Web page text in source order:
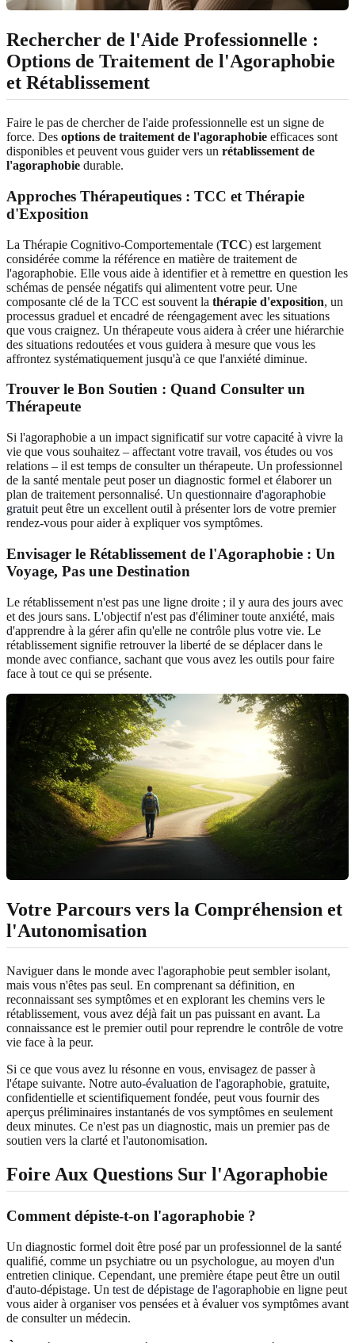
Rechercher de l'Aide Professionnelle :
Options de Traitement de l'Agoraphobie
et Rétablissement
Faire le pas de chercher de l'aide professionnelle est un signe de
force. Des options de traitement de l'agoraphobie efficaces sont
disponibles et peuvent vous guider vers un rétablissement de
l'agoraphobie durable.
Approches Thérapeutiques : TCC et Thérapie
d'Exposition
La Thérapie Cognitivo-Comportementale (TCC) est largement
considérée comme la référence en matière de traitement de
l'agoraphobie. Elle vous aide à identifier et à remettre en question les
schémas de pensée négatifs qui alimentent votre peur. Une
composante clé de la TCC est souvent la thérapie d'exposition, un
processus graduel et encadré de réengagement avec les situations
que vous craignez. Un thérapeute vous aidera à créer une hiérarchie
des situations redoutées et vous guidera à mesure que vous les
affrontez systématiquement jusqu'à ce que l'anxiété diminue.
Trouver le Bon Soutien : Quand Consulter un
Thérapeute
Si l'agoraphobie a un impact significatif sur votre capacité à vivre la
vie que vous souhaitez – affectant votre travail, vos études ou vos
relations – il est temps de consulter un thérapeute. Un professionnel
de la santé mentale peut poser un diagnostic formel et élaborer un
plan de traitement personnalisé. Un questionnaire d'agoraphobie
gratuit peut être un excellent outil à présenter lors de votre premier
rendez-vous pour aider à expliquer vos symptômes.
Envisager le Rétablissement de l'Agoraphobie : Un
Voyage, Pas une Destination
Le rétablissement n'est pas une ligne droite ; il y aura des jours avec
et des jours sans. L'objectif n'est pas d'éliminer toute anxiété, mais
d'apprendre à la gérer afin qu'elle ne contrôle plus votre vie. Le
rétablissement signifie retrouver la liberté de se déplacer dans le
monde avec confiance, sachant que vous avez les outils pour faire
face à tout ce qui se présente.
Votre Parcours vers la Compréhension et
l'Autonomisation
Naviguer dans le monde avec l'agoraphobie peut sembler isolant,
mais vous n'êtes pas seul. En comprenant sa définition, en
reconnaissant ses symptômes et en explorant les chemins vers le
rétablissement, vous avez déjà fait un pas puissant en avant. La
connaissance est le premier outil pour reprendre le contrôle de votre
vie face à la peur.
Si ce que vous avez lu résonne en vous, envisagez de passer à
l'étape suivante. Notre auto-évaluation de l'agoraphobie, gratuite,
confidentielle et scientifiquement fondée, peut vous fournir des
aperçus préliminaires instantanés de vos symptômes en seulement
deux minutes. Ce n'est pas un diagnostic, mais un premier pas de
soutien vers la clarté et l'autonomisation.
Foire Aux Questions Sur l'Agoraphobie
Comment dépiste-t-on l'agoraphobie ?
Un diagnostic formel doit être posé par un professionnel de la santé
qualifié, comme un psychiatre ou un psychologue, au moyen d'un
entretien clinique. Cependant, une première étape peut être un outil
d'auto-dépistage. Un test de dépistage de l'agoraphobie en ligne peut
vous aider à organiser vos pensées et à évaluer vos symptômes avant
de consulter un médecin.